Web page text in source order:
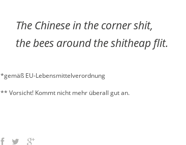
The Chinese in the corner shit,
the bees around the shitheap flit.
*gemäß EU-Lebensmittelverordnung
** Vorsicht! Kommt nicht mehr überall gut an.